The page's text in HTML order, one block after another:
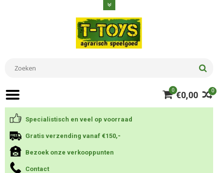
0
0 €0,00
Specialistisch en veel op voorraad
Gratis verzending vanaf €150,-
Bezoek onze verkooppunten
Contact